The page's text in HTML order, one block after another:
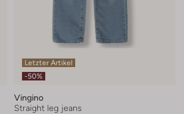
Letzter Artikel
-50%
Vingino
Straight leg jeans